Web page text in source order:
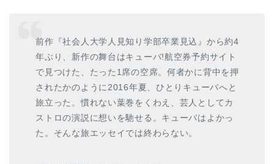
前作『社会人大学人見知り学部卒業見込』から約4
年ぶり、新作の舞台はキューバ!航空券予約サイト
で見つけた、たった1席の空席。何者かに背中を押
されたかのように2016年夏、ひとりキューバへと
旅立った。慣れない葉巻をくわえ、芸人としてカ
ストロの演説に想いを馳せる。キューバはよかっ
た。そんな旅エッセイでは終わらない。